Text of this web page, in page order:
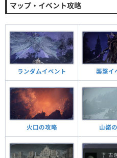
マップ・イベント攻略
ランダムイベント 襲撃イ
火口の攻略 山嶺